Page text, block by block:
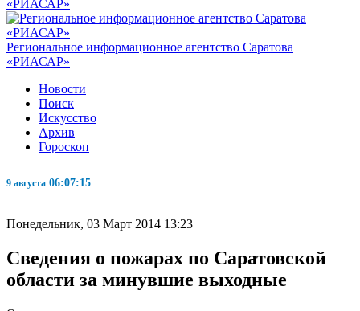
Региональное информационное агентство Саратова
«РИАСАР»
Новости
Поиск
Искусство
Архив
Гороскоп
9 августа 06:07:15
Понедельник, 03 Март 2014 13:23
Сведения о пожарах по Саратовской
области за минувшие выходные